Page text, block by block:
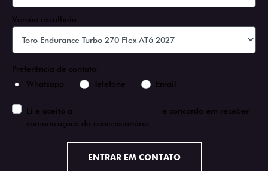
Versão escolhida
Preferência de contato:
Whatsapp
Telefone Email
Li e aceito a
e concordo em receber
comunicações da concessionária.
ENTRAR EM CONTATO